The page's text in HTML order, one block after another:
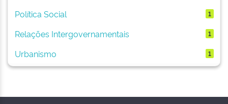
Política Social 1
Relações Intergovernamentais 1
Urbanismo 1